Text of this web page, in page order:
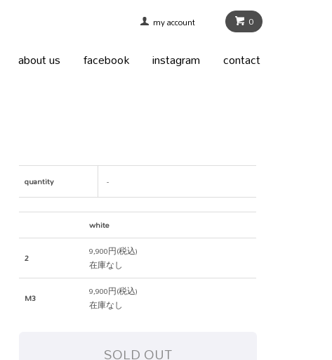
0
my account
about us facebook instagram contact
quantity -
white
2
9,900円(税込)
在庫なし
M3
9,900円(税込)
在庫なし